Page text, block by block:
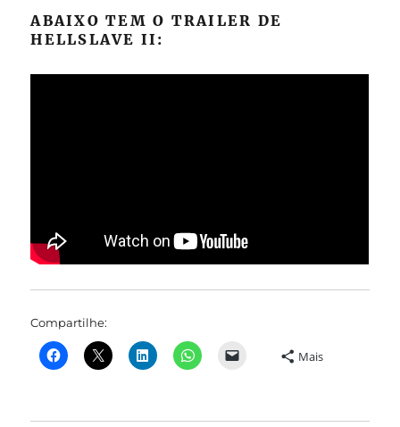
ABAIXO TEM O TRAILER DE
HELLSLAVE II:
Compartilhe:
Mais